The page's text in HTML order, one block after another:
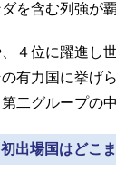
を含む列強が覇
４位に躍進し
有力国に挙げ
二グループの
出場国はどこ